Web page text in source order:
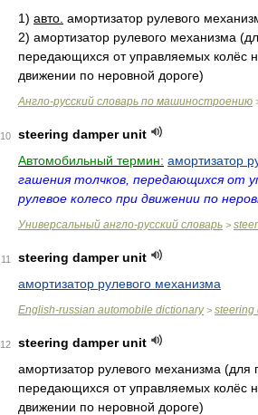
1) авто. амортизатор рулевого
2) амортизатор рулевого механизма
передающихся от управляемых колёс
движении по неровной дороге)
Англо-русский словарь по машиностроению
10
steering damper unit
Автомобильный термин: амортизатор
гашения толчков, передающихся от
рулевое колесо при движении по
Универсальный англо-русский словарь >
11
steering damper unit
амортизатор рулевого механизма
English-russian automobile dictionary> steering
12
steering damper unit
амортизатор рулевого механизма (для
передающихся от управляемых колёс
движении по неровной дороге)